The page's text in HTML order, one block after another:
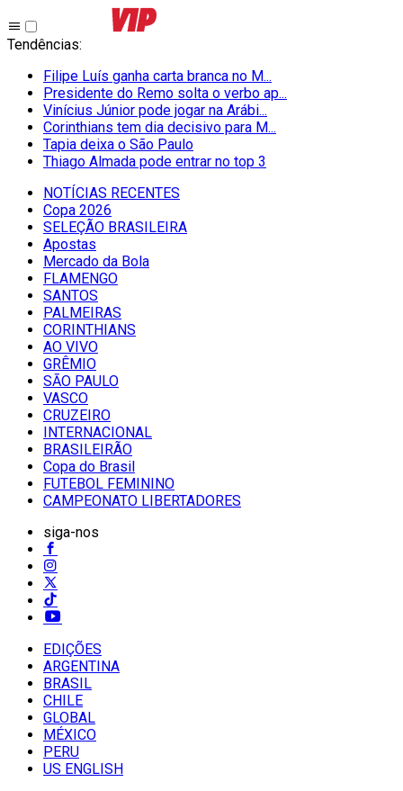
Tendências:
Filipe Luís ganha carta branca no M...
Presidente do Remo solta o verbo ap...
Vinícius Júnior pode jogar na Arábi...
Corinthians tem dia decisivo para M...
Tapia deixa o São Paulo
Thiago Almada pode entrar no top 3
NOTÍCIAS RECENTES
Copa 2026
SELEÇÃO BRASILEIRA
Apostas
Mercado da Bola
FLAMENGO
SANTOS
PALMEIRAS
CORINTHIANS
AO VIVO
GRÊMIO
SĀO PAULO
VASCO
CRUZEIRO
INTERNACIONAL
BRASILEIRÃO
Copa do Brasil
FUTEBOL FEMININO
CAMPEONATO LIBERTADORES
siga-nos
EDIÇÕES
ARGENTINA
BRASIL
CHILE
GLOBAL
MÉXICO
PERU
US ENGLISH